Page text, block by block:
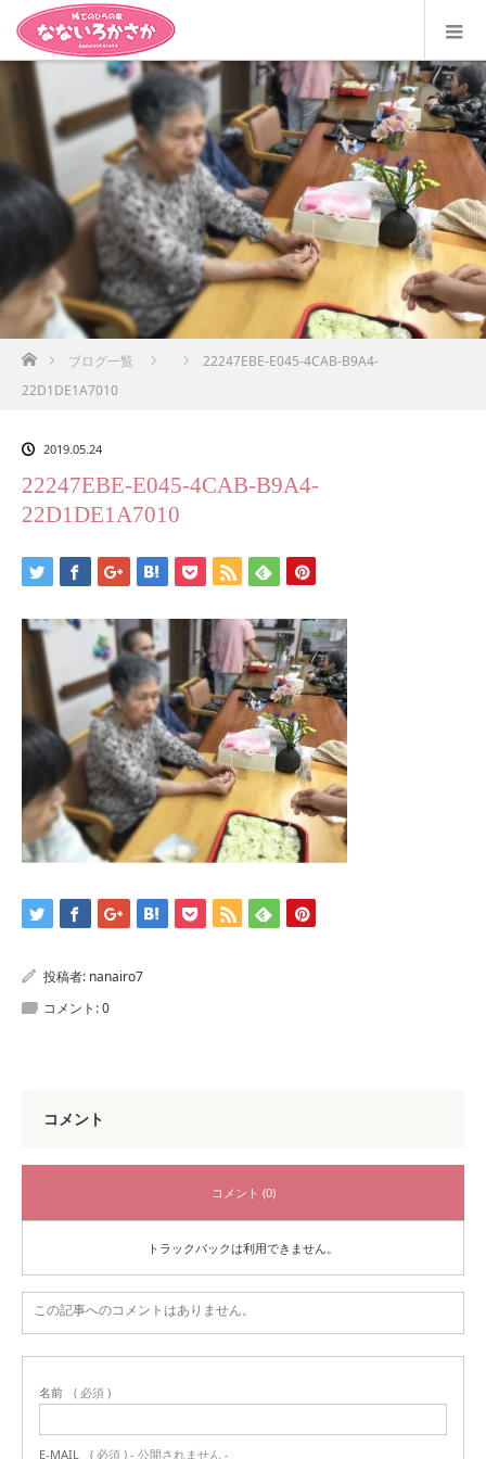
ホームブログ一覧
22247EBE-E045-4CAB-B9A4-
22D1DE1A7010
2019.05.24
22247EBE-E045-4CAB-B9A4-
22D1DE1A7010
投稿者: nanairo7
コメント:0
コメント
コメント (0)
トラックバックは利用できません。
この記事へのコメントはありません。
名前 ( 必須 )
E-MAIL ( 必須 ) - 公開されません -